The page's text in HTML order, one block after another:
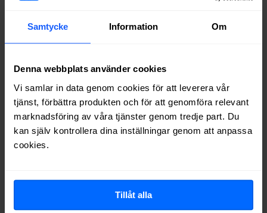
Samtycke Information Om
Denna webbplats använder cookies
Vi samlar in data genom cookies för att leverera vår
tjänst, förbättra produkten och för att genomföra relevant
marknadsföring av våra tjänster genom tredje part. Du
kan själv kontrollera dina inställningar genom att anpassa
cookies.
Tillåt alla
Net at Once
Telenor
Fiber
58%
Ownit
Fiber
45%
Comviq
Fiber
32%
Trygg Surf
Fiber
21%
Internetport Fiber
Om du vill se exakt vilka internetleverantörer som erbjuder
bredband på din adress i